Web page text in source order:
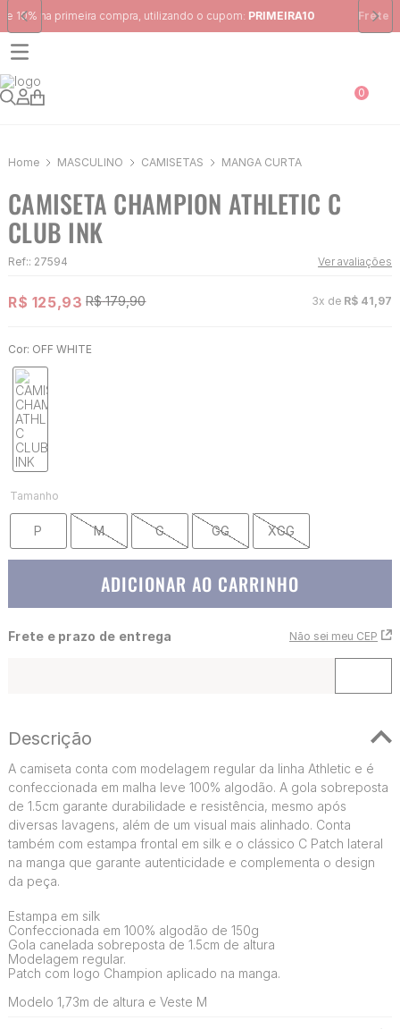
Frete Grátispara região Sudeste em pedidos acima de R$ 399,00
0
MASCULINO CAMISETAS MANGA CURTA
CAMISETA CHAMPION ATHLETIC C
CLUB INK
Ref:: 27594 Ver avaliações
R$ 125,93 R$ 179,90 3x de R$ 41 97
Cor: OFF WHITE
Tamanho
P M G GG XGG
ADICIONAR AO CARRINHO
Frete e prazo de entrega Não sei meu CEP
Descrição
A camiseta conta com modelagem regular da linha Athletic e é
confeccionada em malha leve 100% algodão. A gola sobreposta
de 1.5cm garante durabilidade e resistência, mesmo após
diversas lavagens, além de um visual mais alinhado. Conta
também com estampa frontal em silk e o clássico C Patch lateral
na manga que garante autenticidade e complementa o design
da peça.
Estampa em silk
Confeccionada em 100% algodão de 150g
Gola canelada sobreposta de 1.5cm de altura
Modelagem regular.
Patch com logo Champion aplicado na manga.
Modelo 1,73m de altura e Veste M